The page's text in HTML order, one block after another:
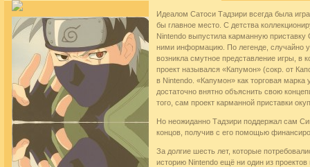
Идеалом Сатоси Тадзири всегда была
бы главное место. С детства
Nintendo выпустила карманную
ними информацию. По легенде, случайно
возникла смутное представление игры,
проект назывался «Капумон» (сокр. от
в Nintendo. «Капумон» как торговая
достаточно внятно объяснить свою
того, сам проект карманной приставки
Но неожиданно Тадзири поддержал сам
концов, получив с его помощью
За долгие шесть лет, которые
историю Nintendo ещё ни один из